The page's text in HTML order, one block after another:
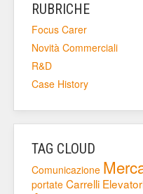
RUBRICHE
Focus Carer
Novità Commerciali
R&D
Case History
TAG CLOUD
Comunicazione
portate Carrelli